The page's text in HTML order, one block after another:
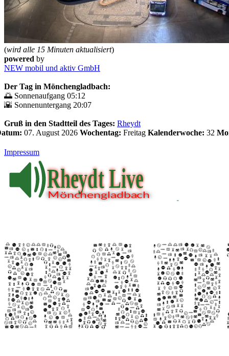
(wird alle 15 Minuten aktualisiert)
powered by
NEW mobil und aktiv GmbH
Der Tag in Mönchengladbach:
🌅 Sonnenaufgang 05:12
🌇 Sonnenuntergang 20:07
Gruß in den Stadtteil des Tages: Rheydt
07. August 2026 Wochentag: Freitag Kalenderwoche: 32
Impressum